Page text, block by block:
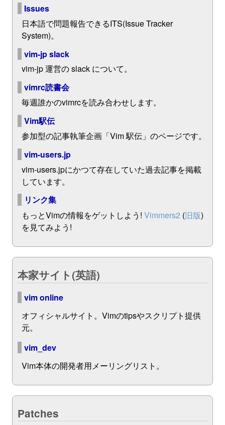
Issues
日本語で問題報告できるITS(Issue Tracker
System)。
vim-jp slack
vim-jp 運営の slack について。
vimrc読書会
毎週誰かのvimrcを読み合わせします。
Vim駅伝
参加型の記事執筆企画「Vim 駅伝」のページです。
vim-users.jp
vim-users.jpにかつて存在していた過去記事を掲載
しています。
リンク集
もっとVimの情報をゲットしよう! Vimmers2 (旧版)
を見てみよう!
本家サイト(英語)
vim online
オフィシャルサイト。Vimのtipsやスクリプト提供
元。
vim_dev
Vim本体の開発者用メーリングリスト。
Patches